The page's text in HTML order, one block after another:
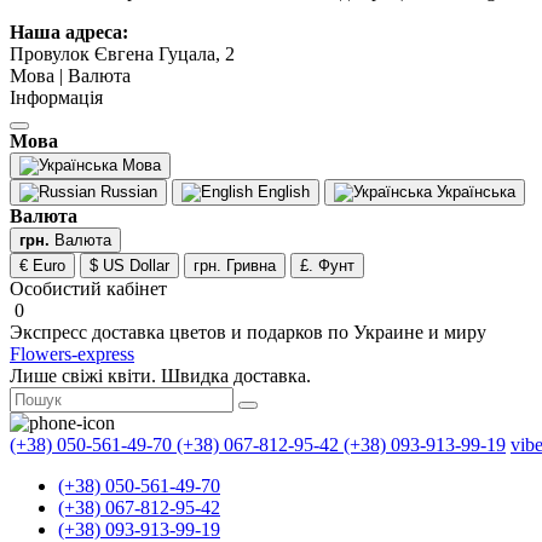
Наша адреса:
Провулок Євгена Гуцала, 2
Мова | Валюта
Інформація
Мова
Мова
Russian
English Українська
Валюта
грн. Валюта
€ Euro
$ US Dollar грн. Гривна £. Фунт
Особистий кабінет
0
Экспресс доставка цветов и подарков по Украине и миру
Flowers-express
Лише свіжі квіти. Швидка доставка.
(+38) 050-561-49-70 (+38) 067-812-95-42 (+38) 093-913-99-19
(+38) 050-561-49-70
(+38) 067-812-95-42
(+38) 093-913-99-19